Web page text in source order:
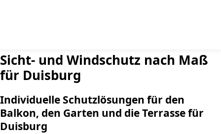
Sicht- und Windschutz nach Maß
für Duisburg
Individuelle Schutzlösungen für den
Balkon, den Garten und die Terrasse für
Duisburg